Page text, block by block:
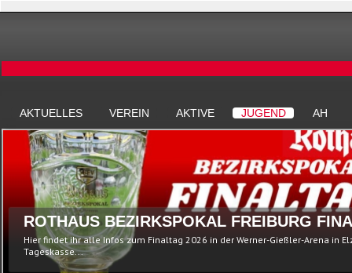
AKTUELLES VEREIN AKTIVE JUGEND AH
ROTHAUS BEZIRKSPOKAL FREIBURG
Hier findet ihr alle Infos zum Finaltag 2026 in der Werner-Gießler-Arena in
Tageskasse...